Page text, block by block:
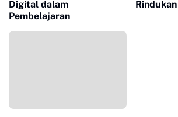
Digital dalam
Pembelajaran